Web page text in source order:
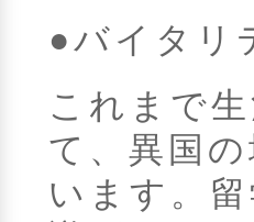
●バイタリ
これまで
て、異国
います。